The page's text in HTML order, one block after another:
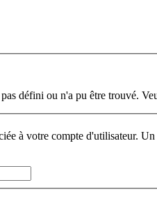
défini ou n'a pu être trouvé.
à votre compte d'utilisateur.